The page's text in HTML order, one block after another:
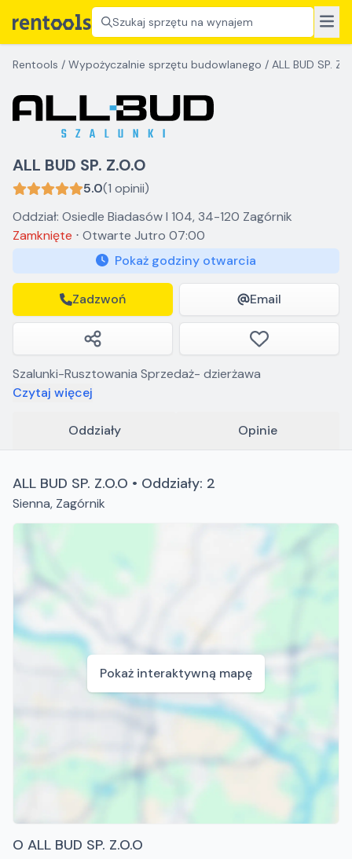
Szukaj sprzętu na wynajem
Rentools / Wypożyczalnie sprzętu budowlanego / ALL BUD SP.
ALL BUD SP. Z.O.O
5.0(1 opinii)
Oddział: Osiedle Biadasów I 104, 34-120 Zagórnik
Zamknięte ⋅ Otwarte Jutro 07:00
Pokaż godziny otwarcia
Zadzwoń Email
Szalunki-Rusztowania Sprzedaż- dzierżawa
Czytaj więcej
Oddziały Opinie
ALL BUD SP. Z.O.O • Oddziały: 2
Sienna, Zagórnik
Pokaż interaktywną mapę
O ALL BUD SP. Z.O.O